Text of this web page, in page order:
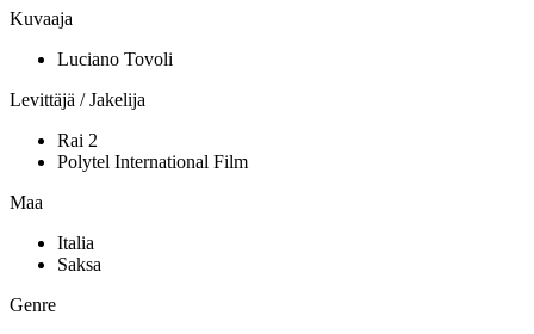
Kuvaaja
Luciano Tovoli
Levittäjä / Jakelija
Rai 2
Polytel International Film
Maa
Italia
Saksa
Genre